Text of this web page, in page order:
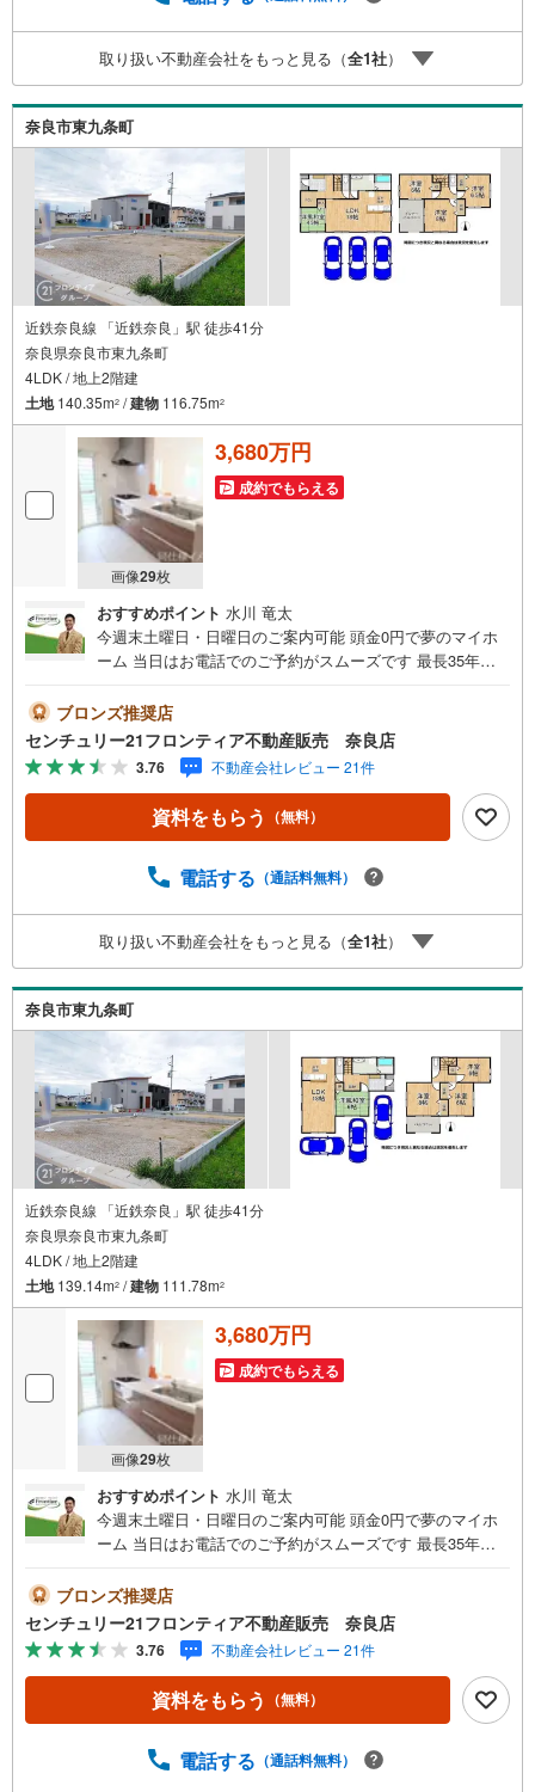
に審査が可能！4.物件のお引渡し後に必要になったお家の
リフォームも弊社のリフォームプランナーがご提案！弊社
は専門家同士が連携をとっているため、より多くの知見が
ございます。お気軽にお問合せください！
取り扱い不動産会社をもっと見る（全1社）
奈良市東九条町
近鉄奈良線 「近鉄奈良」駅 徒歩41分
奈良県奈良市東九条町
4LDK / 地上2階建
土地140.35m2 /建物 116.75m2
画像29枚
3,680万円
成約でもらえる
おすすめポイント 水川 竜太
今週末土曜日・日曜日のご案内可能 頭金0円で夢のマイホ
ーム 当日はお電話でのご予約がスムーズです 最長35年の
でバス乗車11分、「神殿」バス停歩11分（880m）・JR桜
井線「京終駅」歩24分（1850m）・辰市小学校歩16分（12
20m）・都南中学校歩26分（2070m） 特徴・住宅性能評価
5分野7項目で最も高い等級取得を標準化！最長35年の定期
点検・長期保証で安心・4LDK/和室/LDK18帖/駐車3台可/南
向きバルコニー 弊社が選ばれる理由 1.お金の扱い方のプ
2.買い替えなどにも対応できる売却専門チームあり！3.た
に審査が可能！4.物件のお引渡し後に必要になったお家の
リフォームも弊社のリフォームプランナーがご提案！弊社
は専門家同士が連携をとっているため、より多くの知見が
ございます。お気軽にお問合せください！
ブロンズ推奨店
センチュリー21フロンティア不動産販売 奈良店
3.76 不動産会社レビュー 21件
資料をもらう （無料）
電話する （通話料無料）
取り扱い不動産会社をもっと見る（全1社）
奈良市東九条町
近鉄奈良線 「近鉄奈良」駅 徒歩41分
奈良県奈良市東九条町
4LDK / 地上2階建
土地139.14m2 /建物 111.78m2
画像29枚
3,680万円
成約でもらえる
おすすめポイント 水川 竜太
今週末土曜日・日曜日のご案内可能 頭金0円で夢のマイホ
ーム 当日はお電話でのご予約がスムーズです 最長35年の
でバス乗車11分、「神殿」バス停歩11分（880m）・JR桜
井線「京終駅」歩24分（1850m）・辰市小学校歩16分（12
20m）・都南中学校歩26分（2070m） 特徴・住宅性能評価
5分野7項目で最も高い等級取得を標準化！最長35年の定期
点検・長期保証で安心・4LDK/和室/LDK18帖/駐車3台可/南
向きバルコニー 弊社が選ばれる理由 1.お金の扱い方のプ
2.買い替えなどにも対応できる売却専門チームあり！3.た
ブロンズ推奨店
センチュリー21フロンティア不動産販売 奈良店
3.76 不動産会社レビュー 21件
資料をもらう （無料）
電話する （通話料無料）